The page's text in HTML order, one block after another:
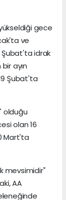
gece
ve
Şubat'ta idrak
ayın
Şubat'ta
olduğu
olan 16
Mart'ta
mevsimidir"
AA